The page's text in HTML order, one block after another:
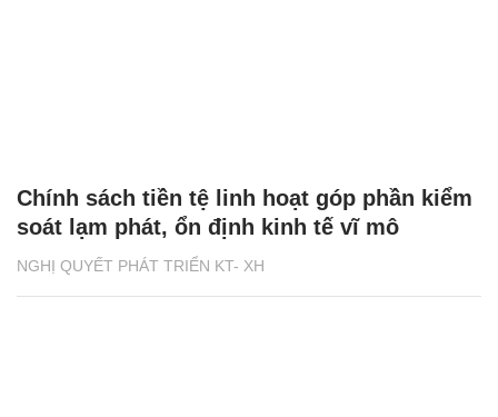
NGHỊ QUYẾT PHÁT TRIỂN KT- XH
Chính sách tiền tệ linh hoạt góp phần kiểm
soát lạm phát, ổn định kinh tế vĩ mô